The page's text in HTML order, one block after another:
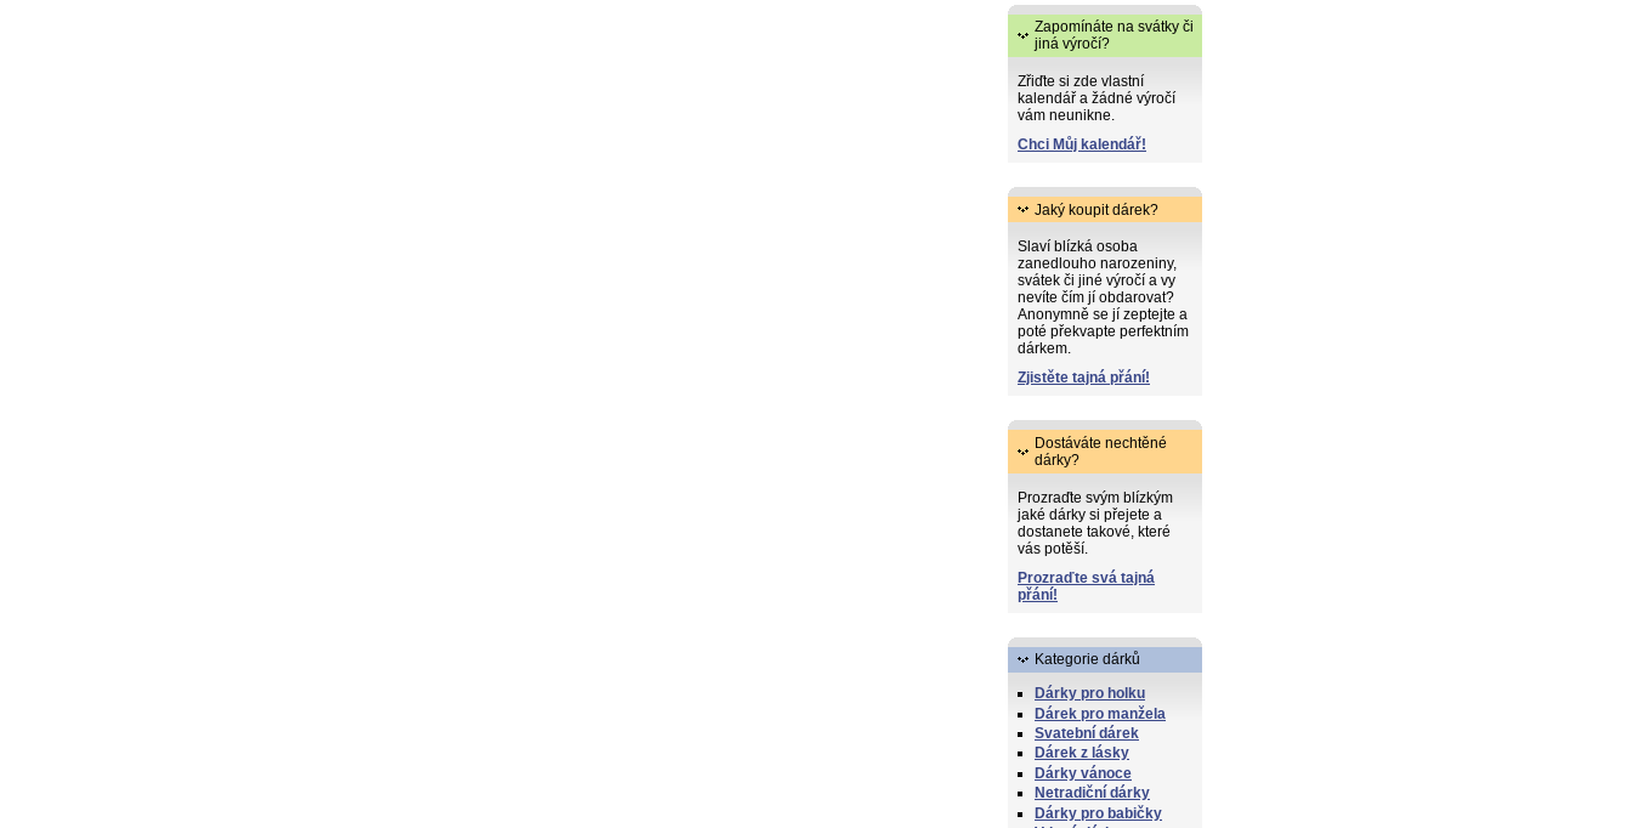
Zapomínáte na svátky či
jiná výročí?
Zřiďte si zde vlastní
kalendář a žádné výročí
vám neunikne.
Chci Můj kalendář!
Jaký koupit dárek?
Slaví blízká osoba
zanedlouho narozeniny,
svátek či jiné výročí a vy
nevíte čím jí obdarovat?
Anonymně se jí zeptejte a
poté překvapte perfektním
dárkem.
Zjistěte tajná přání!
Dostáváte nechtěné
dárky?
Prozraďte svým blízkým
jaké dárky si přejete a
dostanete takové, které
vás potěší.
Prozraďte svá tajná
přání!
Kategorie dárků
Dárky pro holku
Dárek pro manžela
Svatební dárek
Dárek z lásky
Dárky vánoce
Netradiční dárky
Dárky pro babičky